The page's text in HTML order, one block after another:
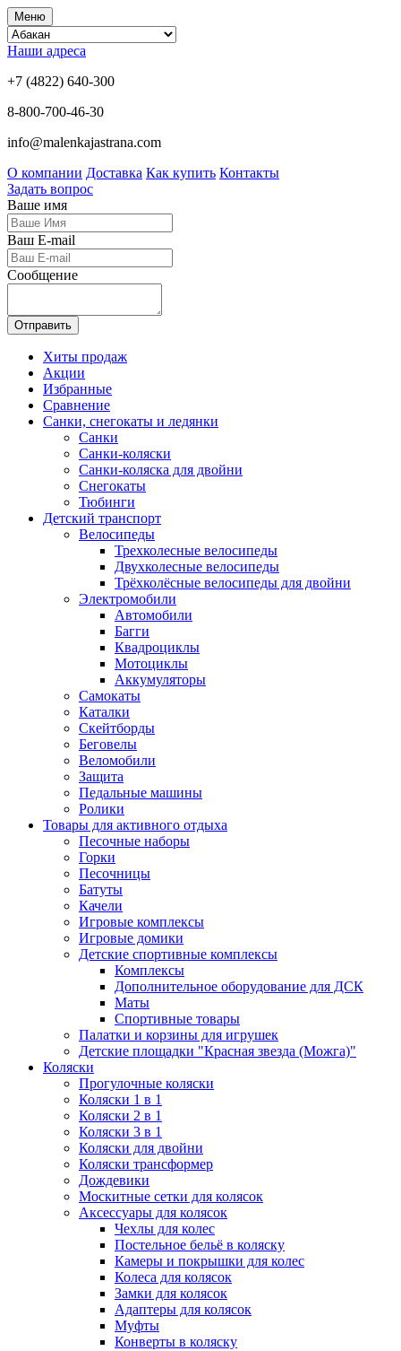
Меню
Наши адреса
+7 (4822) 640-300
8-800-700-46-30
info@malenkajastrana.com
О компании Доставка Как купить Контакты
Задать вопрос
Ваше имя
Ваш E-mail
Сообщение
Отправить
Хиты продаж
Акции
Избранные
Сравнение
Санки, снегокаты и ледянки
Санки
Санки-коляски
Санки-коляска для двойни
Снегокаты
Тюбинги
Детский транспорт
Велосипеды
Трехколесные велосипеды
Двухколесные велосипеды
Трёхколёсные велосипеды для двойни
Электромобили
Автомобили
Багги
Квадроциклы
Мотоциклы
Аккумуляторы
Самокаты
Каталки
Скейтборды
Беговелы
Веломобили
Защита
Педальные машины
Ролики
Товары для активного отдыха
Песочные наборы
Горки
Песочницы
Батуты
Качели
Игровые комплексы
Игровые домики
Детские спортивные комплексы
Комплексы
Дополнительное оборудование для ДСК
Маты
Спортивные товары
Палатки и корзины для игрушек
Детские площадки "Красная звезда (Можга)"
Коляски
Прогулочные коляски
Коляски 1 в 1
Коляски 2 в 1
Коляски 3 в 1
Коляски для двойни
Коляски трансформер
Дождевики
Москитные сетки для колясок
Аксессуары для колясок
Чехлы для колес
Постельное бельё в коляску
Камеры и покрышки для колес
Колеса для колясок
Замки для колясок
Адаптеры для колясок
Муфты
Конверты в коляску